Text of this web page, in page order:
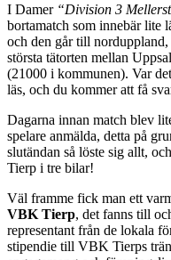
I Damer “Division 3
bortamatch som innebär lite
och den går till norduppland,
största tätorten mellan
(21000 i kommunen). Var
läs, och du kommer att få
Dagarna innan match blev
spelare anmälda, detta på
slutändan så löste sig allt,
Tierp i tre bilar!
Väl framme fick man ett
VBK Tierp, det fanns till
representant från de lokala
stipendie till VBK Tierps